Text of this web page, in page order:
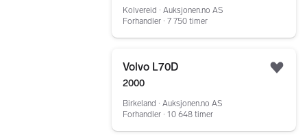
Kolvereid ∙ Auksjonen.no AS
Forhandler ∙ 7 750 timer
Volvo L70D
2000
Birkeland ∙ Auksjonen.no AS
Forhandler ∙ 10 648 timer